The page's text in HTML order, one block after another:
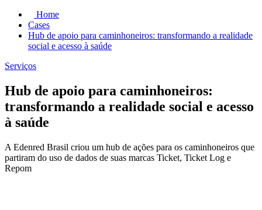
Home
Cases
Hub de apoio para caminhoneiros: transformando a realidade
social e acesso à saúde
Serviços
Hub de apoio para caminhoneiros:
transformando a realidade social e acesso
à saúde
A Edenred Brasil criou um hub de ações para os caminhoneiros que
partiram do uso de dados de suas marcas Ticket, Ticket Log e
Repom